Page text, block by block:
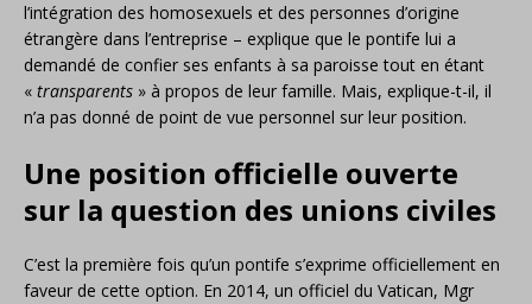
l’intégration des homosexuels et des personnes d’origine
étrangère dans l’entreprise – explique que le pontife lui a
demandé de confier ses enfants à sa paroisse tout en étant
« transparents » à propos de leur famille. Mais, explique-t-il, il
n’a pas donné de point de vue personnel sur leur position.
Une position officielle ouverte
sur la question des unions civiles
C’est la première fois qu’un pontife s’exprime officiellement en
faveur de cette option. En 2014, un officiel du Vatican, Mgr